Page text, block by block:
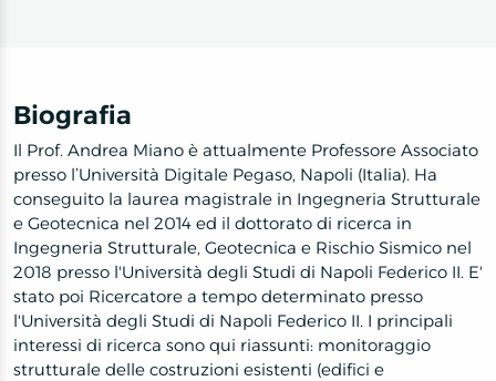
Biografia
Il Prof. Andrea Miano è attualmente Professore Associato
presso l’Università Digitale Pegaso, Napoli (Italia). Ha
conseguito la laurea magistrale in Ingegneria Strutturale
e Geotecnica nel 2014 ed il dottorato di ricerca in
Ingegneria Strutturale, Geotecnica e Rischio Sismico nel
2018 presso l'Università degli Studi di Napoli Federico II. E'
stato poi Ricercatore a tempo determinato presso
l'Università degli Studi di Napoli Federico II. I principali
interessi di ricerca sono qui riassunti: monitoraggio
strutturale delle costruzioni esistenti (edifici e